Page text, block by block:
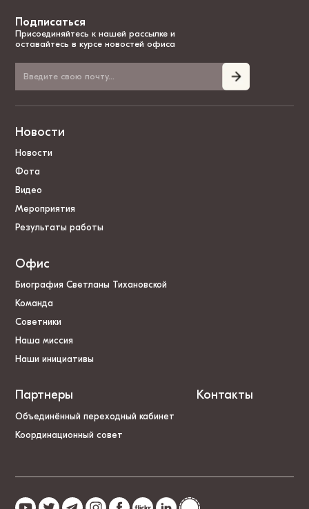
Подписаться
Присоединяйтесь к нашей рассылке и
оставайтесь в курсе новостей офиса
Новости
Новости
Фота
Видео
Мероприятия
Результаты работы
Офис
Биография Светланы Тихановской
Команда
Советники
Наша миссия
Наши инициативы
Партнеры
Объединённый переходный кабинет
Координационный совет
Контакты